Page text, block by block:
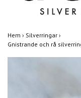
Hem › Silverringar ›
Gnistrande och rå